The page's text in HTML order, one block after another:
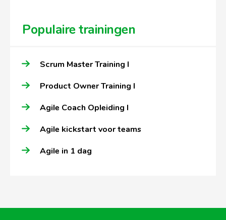
Populaire trainingen
Scrum Master Training I
Product Owner Training I
Agile Coach Opleiding I
Agile kickstart voor teams
Agile in 1 dag